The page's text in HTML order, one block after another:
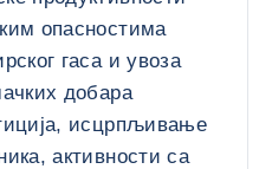
опасностима
гаса и увоза
добара
исцрпљивање
активности са